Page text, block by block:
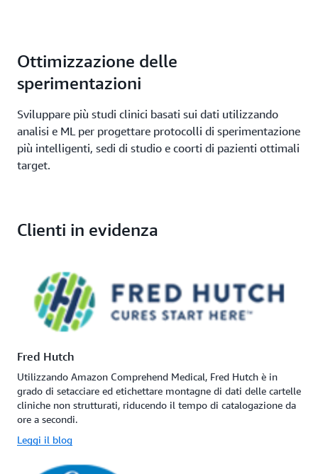
Ottimizzazione delle
sperimentazioni
Sviluppare più studi clinici basati sui dati utilizzando
analisi e ML per progettare protocolli di sperimentazione
più intelligenti, sedi di studio e coorti di pazienti ottimali
target.
Clienti in evidenza
Fred Hutch
Utilizzando Amazon Comprehend Medical, Fred Hutch è in
grado di setacciare ed etichettare montagne di dati delle cartelle
cliniche non strutturati, riducendo il tempo di catalogazione da
ore a secondi.
Leggi il blog